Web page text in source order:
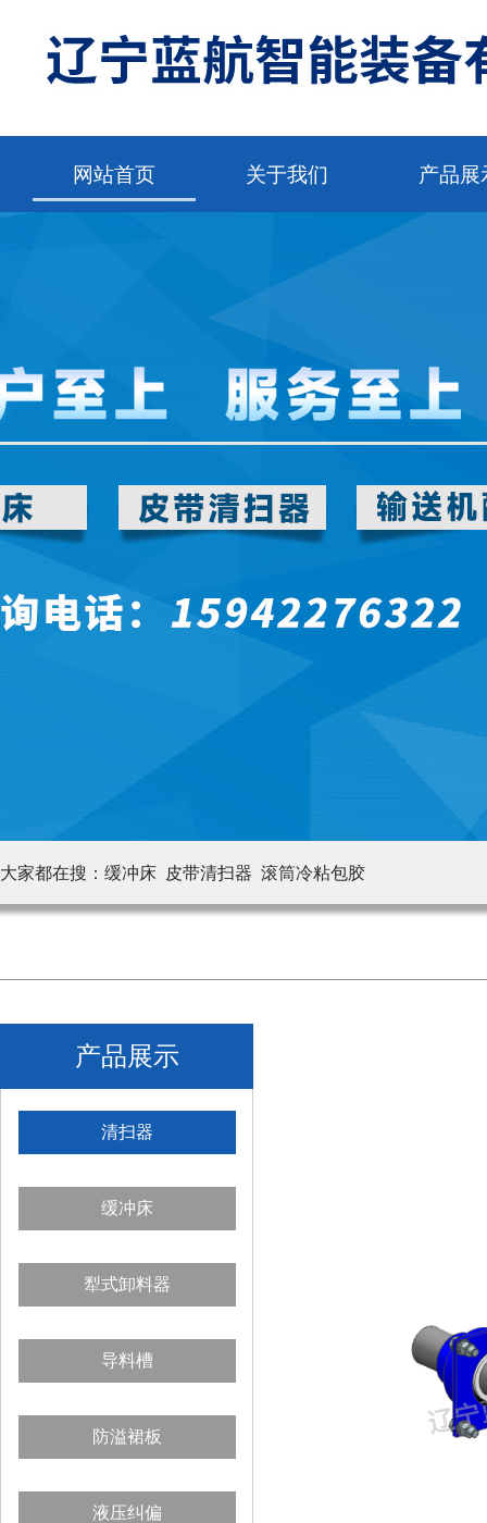
网站首页 关于我们 产品展
大家都在搜： 缓冲床 皮带清扫器 滚筒冷粘包胶
产品展示
清扫器
缓冲床
犁式卸料器
导料槽
防溢裙板
液压纠偏